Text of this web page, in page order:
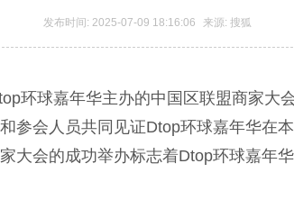
发布时间: 2025-07-09 18:16:06 来源: 搜狐
环球嘉年华主办的中国区联盟商家大
参会人员共同见证Dtop环球嘉年华在
大会的成功举办标志着Dtop环球嘉年